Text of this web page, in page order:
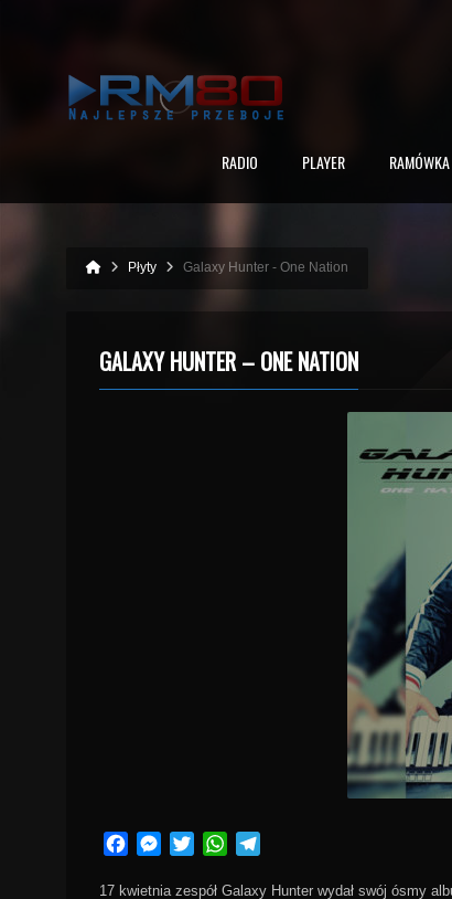
RADIO PLAYER RAMÓWKA
Płyty Galaxy Hunter - One Nation
GALAXY HUNTER – ONE NATION
FacebookMessenger
TwitterWhatsApp
17 kwietnia zespół Galaxy Hunter wydał swój ósmy